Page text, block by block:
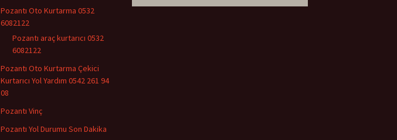
Pozantı Oto Kurtarma 0532
6082122
Pozantı araç kurtarıcı 0532
6082122
Pozantı Oto Kurtarma Çekici
Kurtarıcı Yol Yardım 0542 261 94
08
Pozantı Vinç
Pozantı Yol Durumu Son Dakika